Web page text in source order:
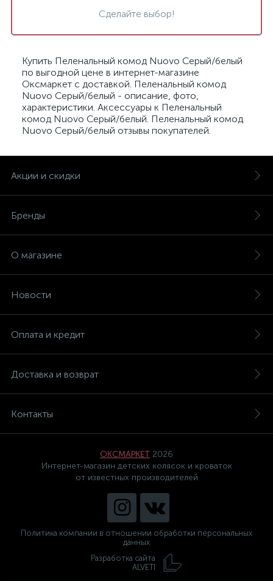
Сделайте выбор!
Купить Пеленальный комод Nuovo Серый/белый
по выгодной цене в интернет-магазине
Оксмаркет с доставкой. Пеленальный комод
Nuovo Серый/белый - описание, фото,
характеристики. Аксессуары к Пеленальный
комод Nuovo Серый/белый. Пеленальный комод
Nuovo Серый/белый отзывы покупателей.
Акции и скидки
Бренды
О магазине
Новости
Оплата и кредит
Доставка и возврат
Контакты
ОКСМАРКЕТ 2026
Интернет-магазин детских колясок и кроваток
от известных производителей
Политика компании в отношении обработки персональных
данных
Разработка сайта
ALVETI